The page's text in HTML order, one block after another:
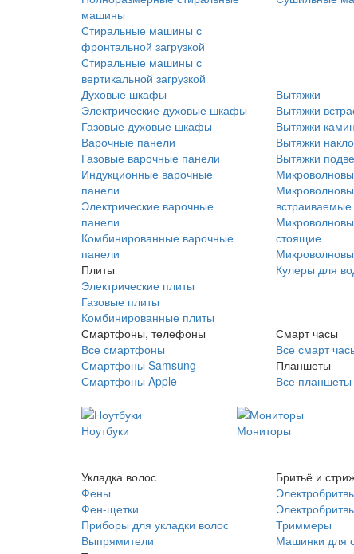
машины
Стиральные машины с
фронтальной загрузкой
Стиральные машины с
вертикальной загрузкой
Духовые шкафы
Электрические духовые шкафы
Газовые духовые шкафы
Варочные панели
Газовые варочные панели
Индукционные варочные
панели
Электрические варочные
панели
Комбинированные варочные
панели
Плиты
Электрические плиты
Газовые плиты
Комбинированные плиты
Вытяжки
Вытяжки
Вытяжки
Вытяжки
Вытяжки
встраиваемые
стоящие
Кулеры для
Смартфоны, телефоны
Все смартфоны
Смартфоны Samsung
Смартфоны Apple
Смарт часы
Все смарт
Планшеты
Все планшеты
Ноутбуки Мониторы
Укладка волос
Фены
Фен-щетки
Приборы для укладки волос
Выпрямители
Бритьё и
Триммеры
Машинки для